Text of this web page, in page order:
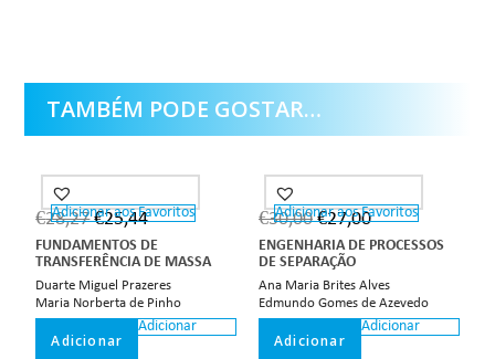
TAMBÉM PODE GOSTAR…
Adicionar aos Favoritos
€28,27 €25,44
FUNDAMENTOS DE
TRANSFERÊNCIA DE MASSA
Duarte Miguel Prazeres
Maria Norberta de Pinho
Adicionar
Adicionar
Adicionar aos Favoritos
€30,00 €27,00
ENGENHARIA DE PROCESSOS
DE SEPARAÇÃO
Ana Maria Brites Alves
Edmundo Gomes de Azevedo
Adicionar
Adicionar